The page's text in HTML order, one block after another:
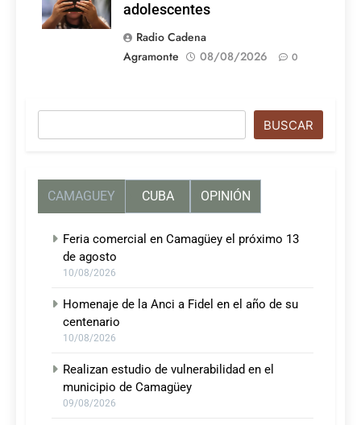
adolescentes
Radio Cadena
Agramonte
08/08/2026 0
BUSCAR
CAMAGUEY CUBA OPINIÓN
Feria comercial en Camagüey el próximo 13
de agosto
10/08/2026
Homenaje de la Anci a Fidel en el año de su
centenario
10/08/2026
Realizan estudio de vulnerabilidad en el
municipio de Camagüey
09/08/2026